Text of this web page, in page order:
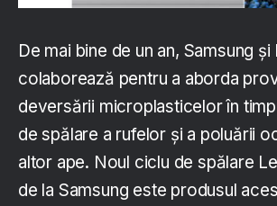
De mai bine de un an, Samsung și
colaborează pentru a aborda
deversării microplasticelor în
de spălare a rufelor și a poluării
altor ape. Noul ciclu de spălare
de la Samsung este produsul